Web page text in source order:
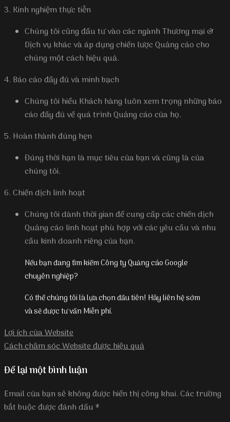
3. Kinh nghiệm thực tiễn
Chúng tôi cũng đầu tư vào các ngành Thương mại &
Dịch vụ khác và áp dụng chiến lược Quảng cáo cho
chúng một cách hiệu quả.
4. Báo cáo đầy đủ và minh bạch
Chúng tôi hiểu Khách hàng luôn xem trọng những báo
cáo đầy đủ về quá trình Quảng cáo của họ.
5. Hoàn thành đúng hẹn
Đúng thời hạn là mục tiêu của bạn và cũng là của
chúng tôi.
6. Chiến dịch linh hoạt
Chúng tôi dành thời gian để cung cấp các chiến dịch
Quảng cáo linh hoạt phù hợp với các yêu cầu và nhu
cầu kinh doanh riêng của bạn.
Nếu bạn đang tìm kiếm Công ty Quảng cáo Google
chuyên nghiệp?
Có thể chúng tôi là lựa chọn đầu tiên! Hãy liên hệ sớm
và sẽ được tư vấn Miễn phí.
Lợi ích của Website
Cách chăm sóc Website được hiệu quả
Để lại một bình luận
Email của bạn sẽ không được hiển thị công khai.Các trường
bắt buộc được đánh dấu*